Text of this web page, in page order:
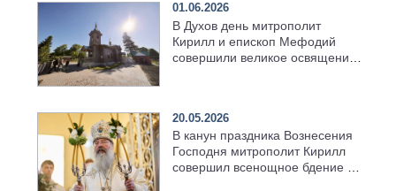
01.06.2026
В Духов день митрополит
Кирилл и епископ Мефодий
совершили великое освящение
20.05.2026
В канун праздника Вознесения
Господня митрополит Кирилл
совершил всенощное бдение в